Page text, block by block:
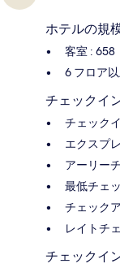
ホテルの規
客室 : 658
6 フロア
チェックイ
チェック
エクスプ
アーリー
最低チェ
チェック
レイトチ
チェックイ